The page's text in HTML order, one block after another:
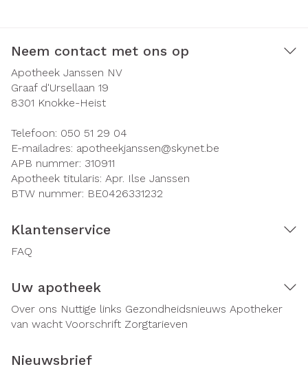
Neem contact met ons op
Apotheek Janssen NV
Graaf d'Ursellaan 19
8301 Knokke-Heist
Telefoon: 050 51 29 04
E-mailadres: apotheekjanssen@skynet.be
APB nummer: 310911
Apotheek titularis: Apr. Ilse Janssen
BTW nummer: BE0426331232
Klantenservice
FAQ
Uw apotheek
Over ons Nuttige links Gezondheidsnieuws Apotheker
van wacht Voorschrift Zorgtarieven
Nieuwsbrief